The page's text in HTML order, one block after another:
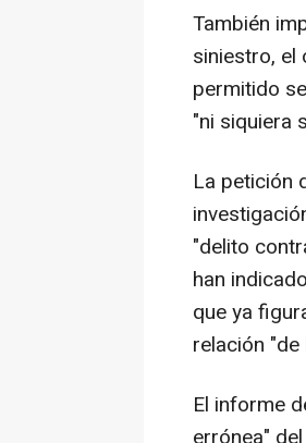
También
siniestro, el
permitido
"ni siquiera
La petición
"delito
han
que ya
relación
El informe